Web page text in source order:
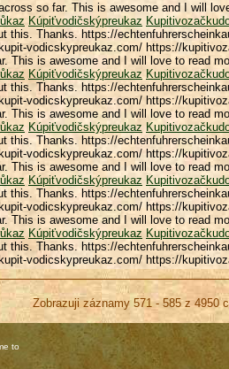
so far. This is awesome and I will
Kúpiťvodičskýpreukaz
this. Thanks. https://
vodicskypreukaz.com/ https://
This is awesome and I will love to read
Kúpiťvodičskýpreukaz
this. Thanks. https://
vodicskypreukaz.com/ https://
This is awesome and I will love to read
Kúpiťvodičskýpreukaz
this. Thanks. https://
vodicskypreukaz.com/ https://
This is awesome and I will love to read
Kúpiťvodičskýpreukaz
this. Thanks. https://
vodicskypreukaz.com/ https://
This is awesome and I will love to read
Kúpiťvodičskýpreukaz
this. Thanks. https://
vodicskypreukaz.com/ https://
Zobrazuji záznamy 571 - 585 z 4950
to